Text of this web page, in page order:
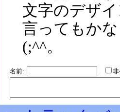
文字のデザ
言ってもか
(;^^。
名前: